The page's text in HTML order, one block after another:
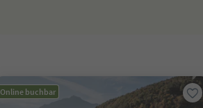
Online buchbar